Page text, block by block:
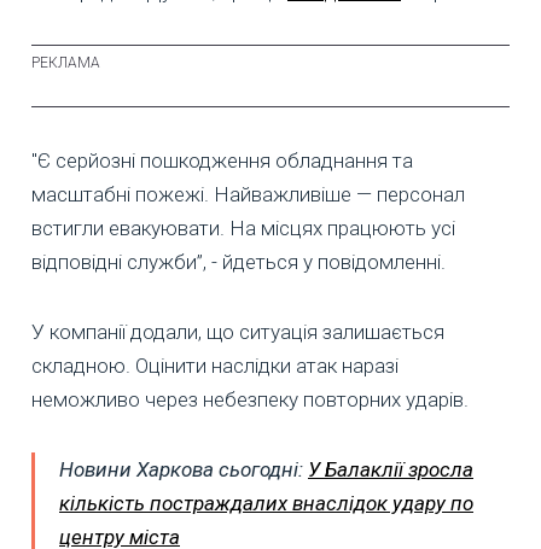
"Є серйозні пошкодження обладнання та
масштабні пожежі. Найважливіше — персонал
встигли евакуювати. На місцях працюють усі
відповідні служби”, - йдеться у повідомленні.
У компанії додали, що ситуація залишається
складною. Оцінити наслідки атак наразі
неможливо через небезпеку повторних ударів.
Новини Харкова сьогодні: У Балаклії зросла
кількість постраждалих внаслідок удару по
центру міста